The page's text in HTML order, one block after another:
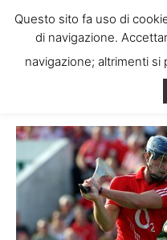
Tag: regole
Questo sito fa uso di
di navigazione.
navigazione; altrimenti si